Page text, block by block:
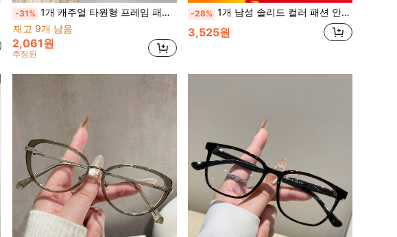
-31% 1개 캐주얼 타원형 프레임 패션 안경, 여성용 패션 아이웨어 여름, 해변, 여행, 파티, 선물, 일상 착용용
재고 9개 남음
2,061원
추정된
-28% 1개 남성 솔리드 컬러 패션 안경, 파티, 스트리트 스타일, 여름 필수품, 데일리 캐주얼 비즈니스 복장, 데이트, 야외, Y2K를 위한 캐주얼 데일리 다용도
3,525원